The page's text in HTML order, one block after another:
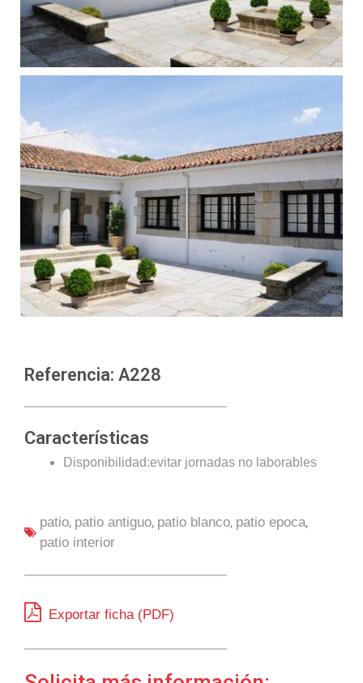
Referencia: A228
Características
Disponibilidad:evitar jornadas no laborables
patio, patio antiguo, patio blanco, patio epoca,
patio interior
Exportar ficha (PDF)